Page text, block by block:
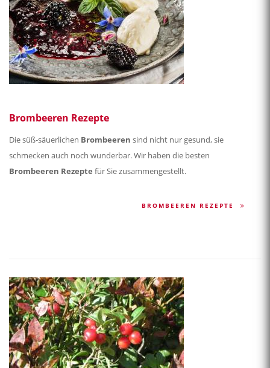
Brombeeren Rezepte
Die süß-säuerlichen Brombeeren sind nicht nur gesund, sie
schmecken auch noch wunderbar. Wir haben die besten
Brombeeren Rezepte für Sie zusammengestellt.
BROMBEEREN REZEPTE